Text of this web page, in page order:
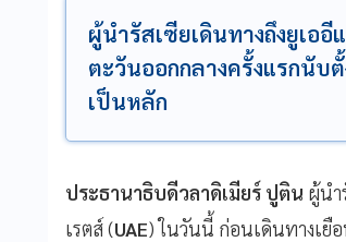
ผู้นำรัสเซียเดินทางถึงยูเอ
ตะวันออกกลางครั้งแรกนับ
เป็นหลัก
ประธานาธิบดีวลาดิเมียร์ ปูติน ผู้นำ
เรตส์ (UAE) ในวันนี้ ก่อนเดินทางเยือ